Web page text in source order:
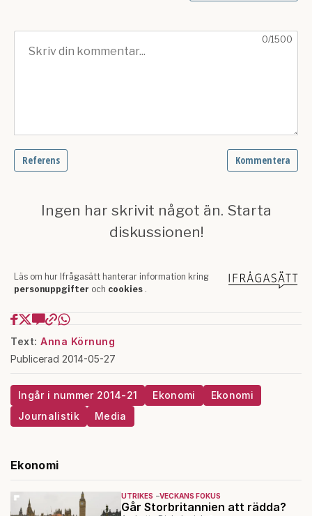
Text: Anna Körnung
Publicerad 2014-05-27
Ingår i nummer 2014-21 Ekonomi
Ekonomi
Journalistik
Media
Ekonomi
UTRIKES VECKANS FOKUS
Går Storbritannien att rädda?